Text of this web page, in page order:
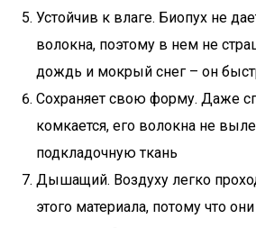
Устойчив к влаге. Биопух не
волокна, поэтому в нем не
дождь и мокрый снег – он
Сохраняет свою форму. Даже
комкается, его волокна не
подкладочную ткань
Дышащий. Воздуху легко
этого материала, потому что